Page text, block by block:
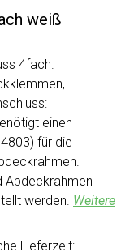
weiß
4fach.
einen
für die
Abdeckrahmen
werden. Weitere
Lieferzeit: